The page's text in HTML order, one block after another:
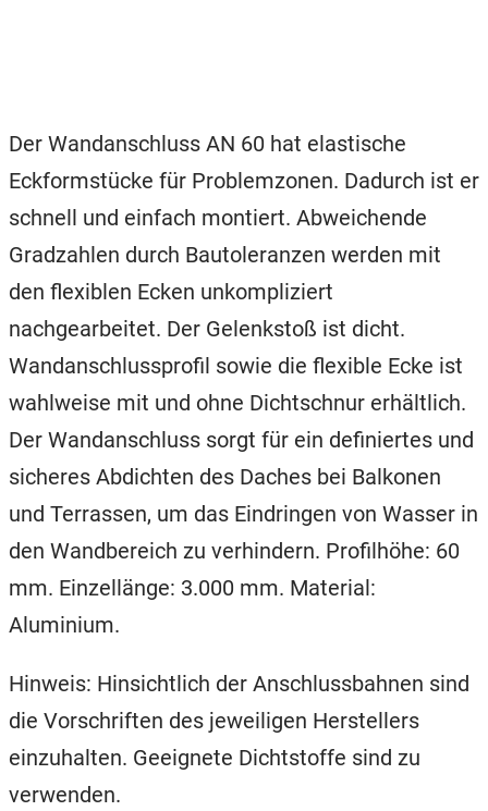
Der Wandanschluss AN 60 hat elastische
Eckformstücke für Problemzonen. Dadurch ist er
schnell und einfach montiert. Abweichende
Gradzahlen durch Bautoleranzen werden mit
den flexiblen Ecken unkompliziert
nachgearbeitet. Der Gelenkstoß ist dicht.
Wandanschlussprofil sowie die flexible Ecke ist
wahlweise mit und ohne Dichtschnur erhältlich.
Der Wandanschluss sorgt für ein definiertes und
sicheres Abdichten des Daches bei Balkonen
und Terrassen, um das Eindringen von Wasser in
den Wandbereich zu verhindern. Profilhöhe: 60
mm. Einzellänge: 3.000 mm. Material:
Aluminium.
Hinweis: Hinsichtlich der Anschlussbahnen sind
die Vorschriften des jeweiligen Herstellers
einzuhalten. Geeignete Dichtstoffe sind zu
verwenden.